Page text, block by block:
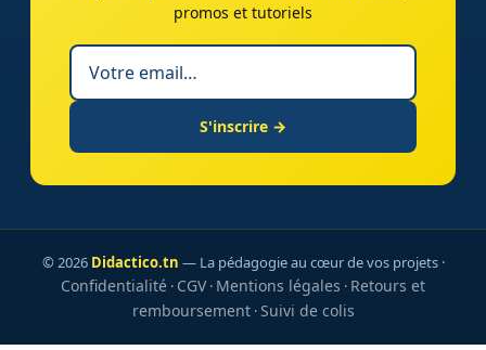
promos et tutoriels
S'inscrire →
© 2026 Didactico.tn — La pédagogie au cœur de vos projets ·
Confidentialité · CGV· Mentions légales · Retours et
remboursement·Suivi de colis